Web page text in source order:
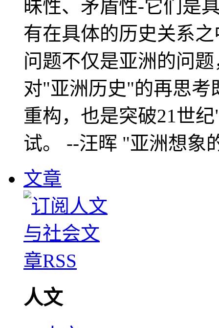
昧性、矛盾性-它们是
有在具体的历史关系
问题不仅是亚洲的问
对"亚洲历史"的再思考
重构，也是突破21世
试。 --汪晖 "亚洲想象
文章
人文